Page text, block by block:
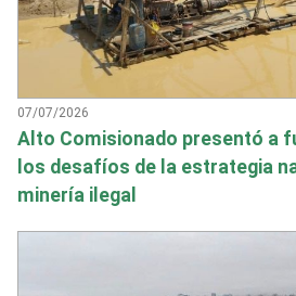
07/07/2026
Alto Comisionado presentó a
los desafíos de la estrategia
minería ilegal